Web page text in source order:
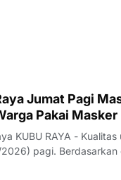
Jumat Pagi
Pakai Masker
KUBU RAYA -
pagi.
yang diakses